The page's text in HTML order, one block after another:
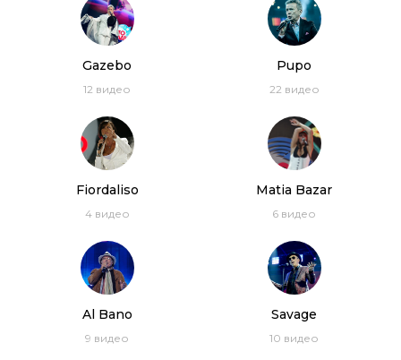
Gazebo
12 видео
Pupo
22 видео
Fiordaliso
4видео
Matia Bazar
6 видео
Al Bano
9 видео
Savage
10 видео